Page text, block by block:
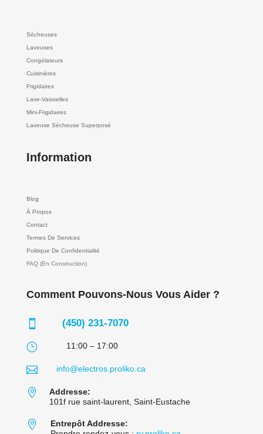
Sécheuses
Laveuses
Congélateurs
Cuisinières
Frigidaires
Lave-Vaisselles
Mini-Frigidaires
Laveuse Sécheuse Superposé
Information
Blog
À Propos
Contact
Termes De Services
Politique De Confidentialité
FAQ (En Construction)
Comment Pouvons-Nous Vous Aider ?
 (450) 231-7070
} 11:00 – 17:00
 info@electros.proliko.ca

Addresse:
101f rue saint-laurent, Saint-Eustache

Entrepôt Addresse: